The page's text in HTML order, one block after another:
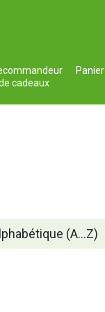
Panier
cadeaux
(A...Z)